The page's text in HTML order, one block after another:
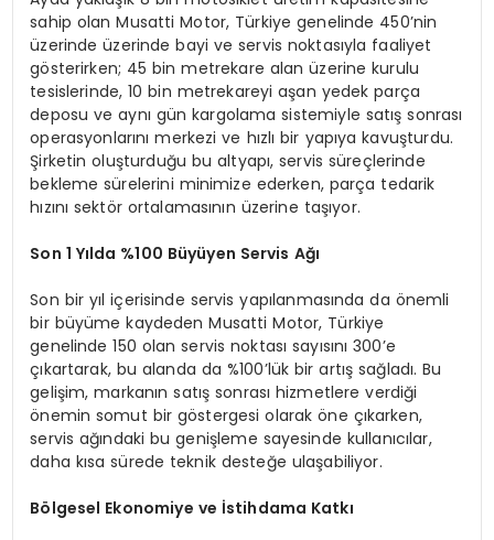
sahip olan Musatti Motor, Türkiye genelinde 450’nin
üzerinde üzerinde bayi ve servis noktasıyla faaliyet
gösterirken; 45 bin metrekare alan üzerine kurulu
tesislerinde, 10 bin metrekareyi aşan yedek parça
deposu ve aynı gün kargolama sistemiyle satış sonrası
operasyonlarını merkezi ve hızlı bir yapıya kavuşturdu.
Şirketin oluşturduğu bu altyapı, servis süreçlerinde
bekleme sürelerini minimize ederken, parça tedarik
hızını sektör ortalamasının üzerine taşıyor.
Son 1 Yılda %100 Büyüyen Servis Ağı
Son bir yıl içerisinde servis yapılanmasında da önemli
bir büyüme kaydeden Musatti Motor, Türkiye
genelinde 150 olan servis noktası sayısını 300’e
çıkartarak, bu alanda da %100’lük bir artış sağladı. Bu
gelişim, markanın satış sonrası hizmetlere verdiği
önemin somut bir göstergesi olarak öne çıkarken,
servis ağındaki bu genişleme sayesinde kullanıcılar,
daha kısa sürede teknik desteğe ulaşabiliyor.
Bölgesel Ekonomiye ve İstihdama Katkı